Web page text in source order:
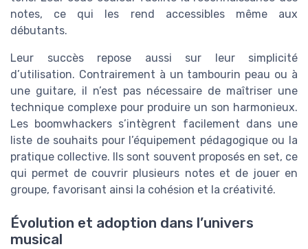
notes, ce qui les rend accessibles même aux
débutants.
Leur succès repose aussi sur leur simplicité
d’utilisation. Contrairement à un tambourin peau ou à
une guitare, il n’est pas nécessaire de maîtriser une
technique complexe pour produire un son harmonieux.
Les boomwhackers s’intègrent facilement dans une
liste de souhaits pour l’équipement pédagogique ou la
pratique collective. Ils sont souvent proposés en set, ce
qui permet de couvrir plusieurs notes et de jouer en
groupe, favorisant ainsi la cohésion et la créativité.
Évolution et adoption dans l’univers
musical